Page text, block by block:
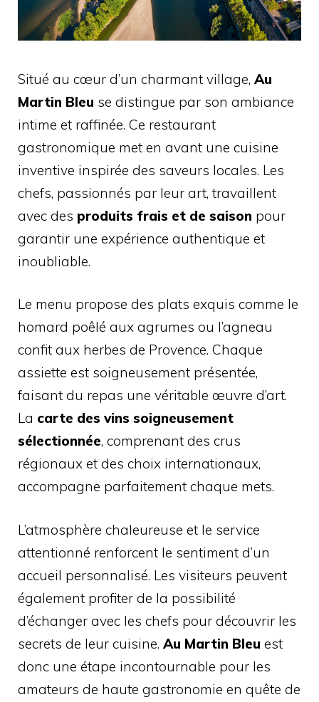
Situé au cœur d’un charmant village, Au
Martin Bleu se distingue par son ambiance
intime et raffinée. Ce restaurant
gastronomique met en avant une cuisine
inventive inspirée des saveurs locales. Les
chefs, passionnés par leur art, travaillent
avec des produits frais et de saison pour
garantir une expérience authentique et
inoubliable.
Le menu propose des plats exquis comme le
homard poêlé aux agrumes ou l’agneau
confit aux herbes de Provence. Chaque
assiette est soigneusement présentée,
faisant du repas une véritable œuvre d’art.
La carte des vins soigneusement
sélectionnée, comprenant des crus
régionaux et des choix internationaux,
accompagne parfaitement chaque mets.
L’atmosphère chaleureuse et le service
attentionné renforcent le sentiment d’un
accueil personnalisé. Les visiteurs peuvent
également profiter de la possibilité
d’échanger avec les chefs pour découvrir les
secrets de leur cuisine. Au Martin Bleu est
donc une étape incontournable pour les
amateurs de haute gastronomie en quête de